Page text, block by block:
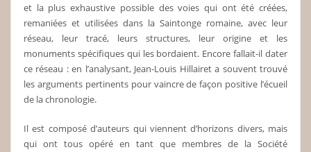
et la plus exhaustive possible des voies qui ont été créées,
remaniées et utilisées dans la Saintonge romaine, avec leur
réseau, leur tracé, leurs structures, leur origine et les
monuments spécifiques qui les bordaient. Encore fallait-il dater
ce réseau : en l’analysant, Jean-Louis Hillairet a souvent trouvé
les arguments pertinents pour vaincre de façon positive l’écueil
de la chronologie.
Il est composé d’auteurs qui viennent d’horizons divers, mais
qui ont tous opéré en tant que membres de la Société